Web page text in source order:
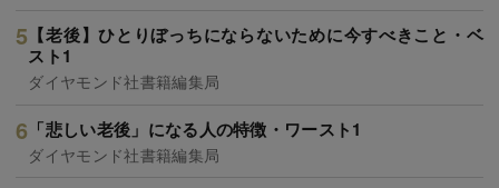
【老後】ひとりぼっちにならないために今すべきこと・ベ
スト1
ダイヤモンド社書籍編集局
「悲しい老後」になる人の特徴・ワースト1
ダイヤモンド社書籍編集局